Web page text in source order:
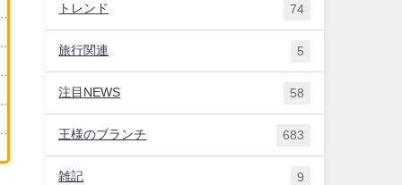
トレンド 74
旅行関連 5
注目NEWS 58
王様のブランチ 683
雑記 9